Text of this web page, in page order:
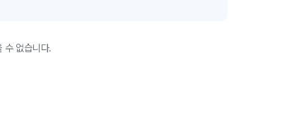
수 없습니다.